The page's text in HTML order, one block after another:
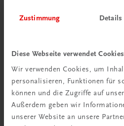
Zustimmung Details
Diese Webseite verwendet Cookies
Wir verwenden Cookies, um
personalisieren, Funktionen für
können und die Zugriffe auf
Außerdem geben wir
unserer Website an unsere